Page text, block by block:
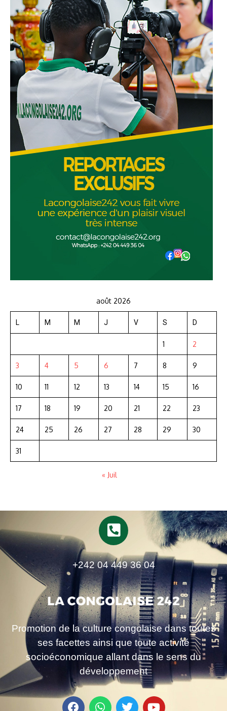
août 2026
L M M J V S D
1 2
3 4 5 6 7 8 9
10 11 12 13 14 15 16
17 18 19 20 21 22 23
24 25 26 27 28 29 30
31
« Juil
+242 04 449 36 04
Promotion de la culture congolaise dans toutes
ses facettes ainsi que toute activité
socioéconomique allant dans le sens du
développement